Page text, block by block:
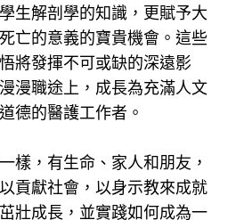
生解剖學的知識，更賦予大
亡的意義的寶貴機會。這些
將發揮不可或缺的深遠影
漫職途上，成長為充滿人文
德的醫護工作者。
樣，有生命、家人和朋友，
貢獻社會，以身示教來成就
壯成長，並實踐如何成為一